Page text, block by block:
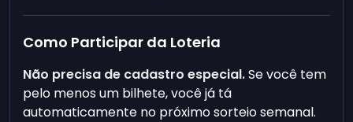
Como Participar da Loteria
Não precisa de cadastro especial.Se você tem
pelo menos um bilhete, você já tá
automaticamente no próximo sorteio semanal.